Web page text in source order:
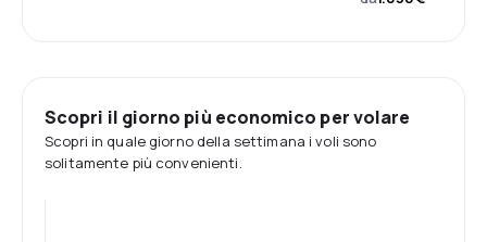
Scopri il giorno più economico per volare
Scopri in quale giorno della settimana i voli sono
solitamente più convenienti.